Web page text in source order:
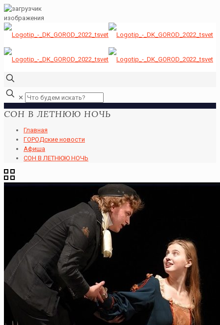
✕
СОН В ЛЕТНЮЮ НОЧЬ
Главная
ГОРОДские новости
Афиша
СОН В ЛЕТНЮЮ НОЧЬ